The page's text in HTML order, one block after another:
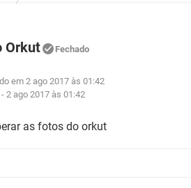
Orkut Fechado
em 2 ago 2017 às 01:42
2 ago 2017 às 01:42
as fotos do orkut